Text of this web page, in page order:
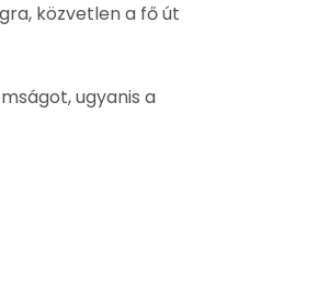
közvetlen a fő út
ugyanis a